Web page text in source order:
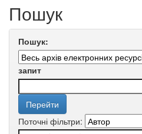
Пошук
Пошук:
запит
Поточні фільтри: